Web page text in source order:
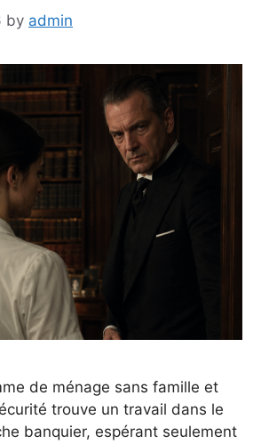
by admin
de ménage sans famille et
trouve un travail dans le
banquier, espérant seulement